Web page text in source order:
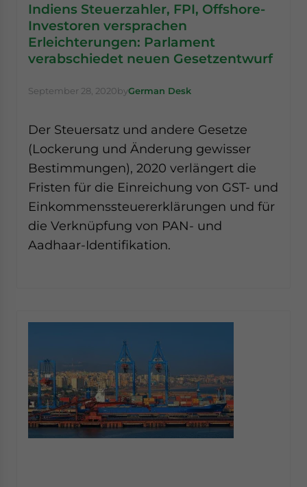
Indiens Steuerzahler, FPI, Offshore-
Investoren versprachen
Erleichterungen: Parlament
verabschiedet neuen Gesetzentwurf
September 28, 2020byGerman Desk
Der Steuersatz und andere Gesetze
(Lockerung und Änderung gewisser
Bestimmungen), 2020 verlängert die
Fristen für die Einreichung von GST- und
Einkommenssteuererklärungen und für
die Verknüpfung von PAN- und
Aadhaar-Identifikation.